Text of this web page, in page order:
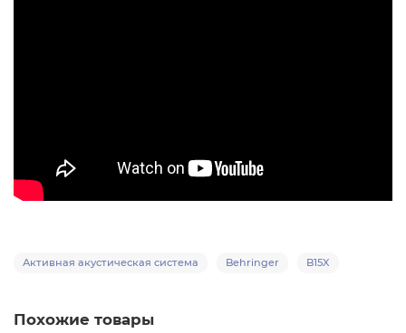
Активная акустическая система Behringer B15X
Похожие товары